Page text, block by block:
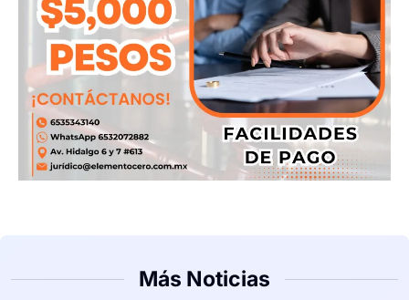
Más Noticias